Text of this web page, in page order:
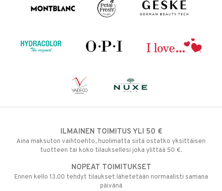
ILMAINEN TOIMITUS YLI 50 €
Aina maksuton vaihtoehto, huolimatta siitä ostatko yksittäisen
tuotteen tai koko tilauksellesi joka ylittää 50 €.
NOPEAT TOIMITUKSET
Ennen kello 13.00 tehdyt tilaukset lähetetään normaalisti samana
päivänä